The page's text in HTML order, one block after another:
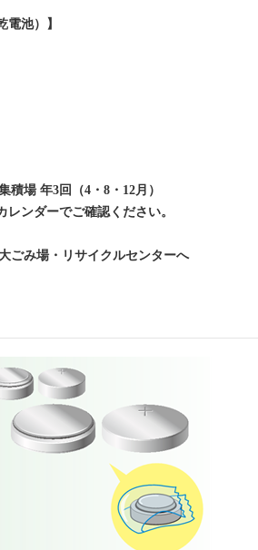
電池）】
積場 年3回（4・8・12月）
ダーでご確認ください。
ごみ場・リサイクルセンターへ